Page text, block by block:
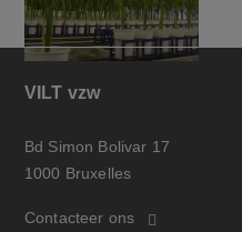
VILT vzw
Bd Simon Bolivar 17
1000 Bruxelles
Contacteer ons